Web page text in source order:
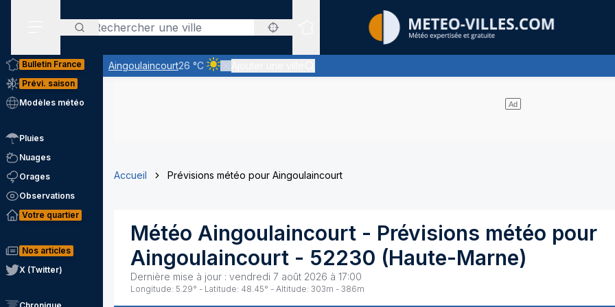
Rechercher
Sites expertis&eacute;s
Aingoulaincourt26 °C
Ciel clair - quasiment pas de nuages et un soleil omniprésent
Bulletin France
Prévi. saison
Modèles météo
Pluies
Nuages
Orages
Observations
Votre quartier
Nos articles
X (Twitter)
Accueil Prévisions météo pour Aingoulaincourt
Météo Aingoulaincourt - Prévisions météo pour
Aingoulaincourt - 52230 (Haute-Marne)
Dernière mise à jour : vendredi 7 août 2026 à 17:00
Longitude: 5.29° - Latitude: 48.45° - Altitude: 303m - 386m